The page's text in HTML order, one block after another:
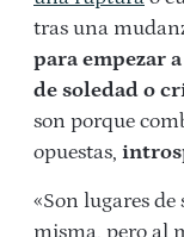
tras una
para empezar
de soledad o
son porque
opuestas,
«Son lugares